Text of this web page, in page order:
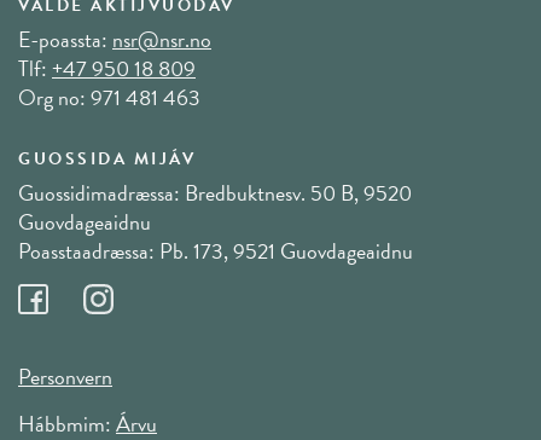
VÁLDE AKTIJVUODAV
E-poassta: nsr@nsr.no
Tlf:+47 950 18 809
Org no: 971 481 463
GUOSSIDA MIJÁV
Guossidimadræssa: Bredbuktnesv. 50 B, 9520
Guovdageaidnu
Poasstaadræssa: Pb. 173, 9521 Guovdageaidnu
Personvern
Hábbmim:Árvu